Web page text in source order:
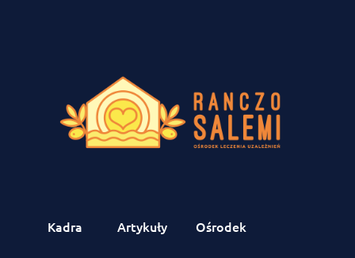
Kadra Artykuły Ośrodek